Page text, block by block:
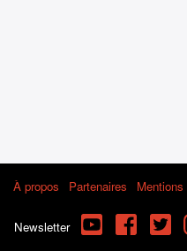
À propos Partenaires Mentions
Newsletter YouTube Facebook